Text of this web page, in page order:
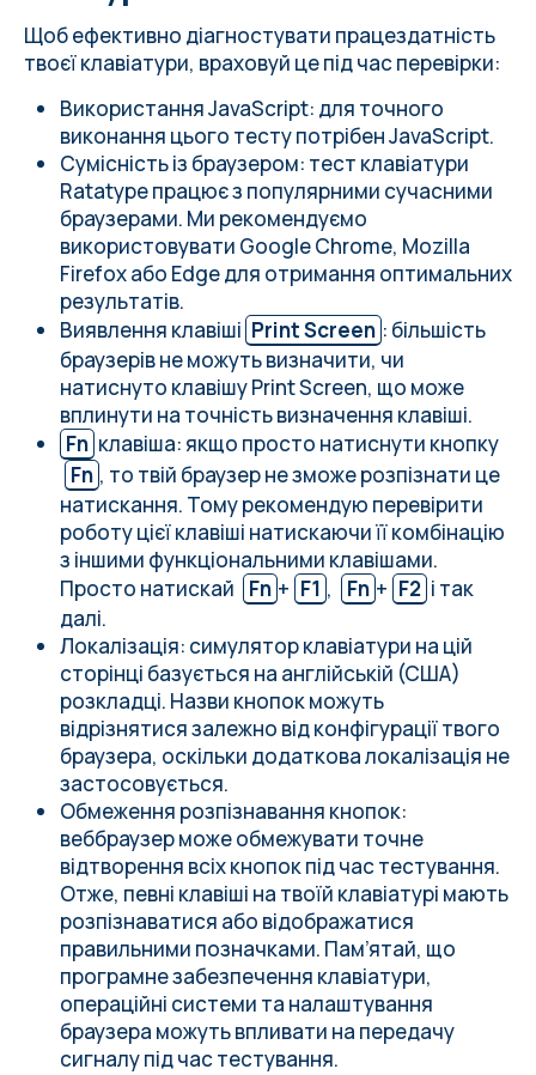
Щоб ефективно діагностувати працездатність
твоєї клавіатури, враховуй це під час перевірки:
Використання JavaScript: для точного
виконання цього тесту потрібен JavaScript.
Сумісність із браузером: тест клавіатури
Ratatype працює з популярними сучасними
браузерами. Ми рекомендуємо
використовувати Google Chrome, Mozilla
Firefox або Edge для отримання оптимальних
результатів.
Виявлення клавіші Print Screen : більшість
браузерів не можуть визначити, чи
натиснуто клавішу Print Screen, що може
вплинути на точність визначення клавіші.
Fn клавіша: якщо просто натиснути кнопку
Fn , то твій браузер не зможе розпізнати це
натискання. Тому рекомендую перевірити
роботу цієї клавіші натискаючи її комбінацію
з іншими функціональними клавішами.
Просто натискай
Fn + F1 , Fn + F2 і так
далі.
Локалізація: симулятор клавіатури на цій
сторінці базується на англійській (США)
розкладці. Назви кнопок можуть
відрізнятися залежно від конфігурації твого
браузера, оскільки додаткова локалізація не
застосовується.
Обмеження розпізнавання кнопок:
веббраузер може обмежувати точне
відтворення всіх кнопок під час тестування.
Отже, певні клавіші на твоїй клавіатурі мають
розпізнаватися або відображатися
правильними позначками. Пам’ятай, що
програмне забезпечення клавіатури,
операційні системи та налаштування
браузера можуть впливати на передачу
сигналу під час тестування.